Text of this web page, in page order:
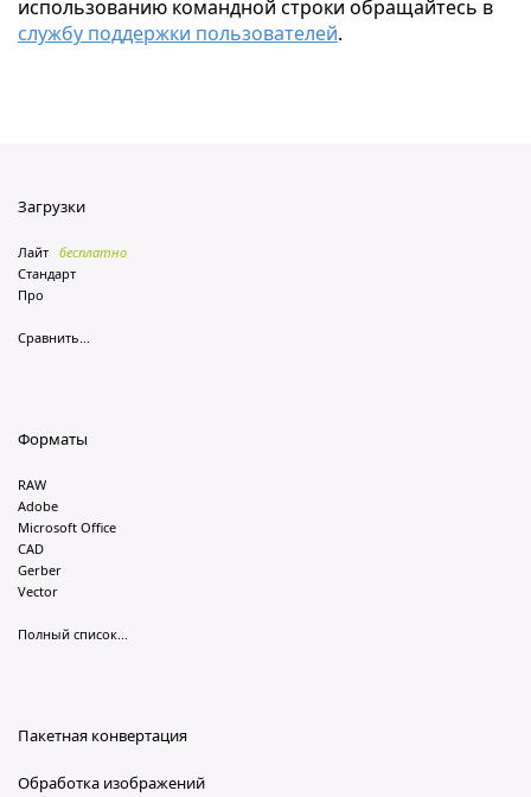
использованию командной строки обращайтесь в
службу поддержки пользователей.
Загрузки
Лайт бесплатно
Стандарт
Про
Сравнить...
Форматы
RAW
Adobe
Microsoft Office
CAD
Gerber
Vector
Полный список...
Пакетная конвертация
Обработка изображений